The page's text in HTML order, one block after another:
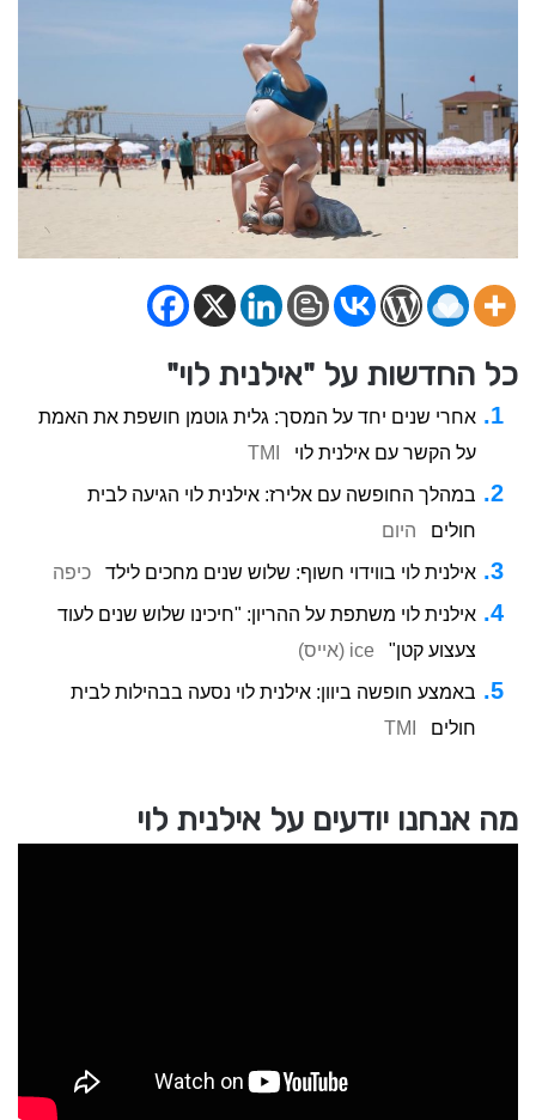
כל החדשות על "אילנית לוי"
אחרי שנים יחד על המסך: גלית גוטמן חושפת את האמת
על הקשר עם אילנית לוי
TMI
במהלך החופשה עם אלירז: אילנית לוי הגיעה לבית
חולים
היום
אילנית לוי בווידוי חשוף: שלוש שנים מחכים לילד כיפה
אילנית לוי משתפת על ההריון: "חיכינו שלוש שנים לעוד
צעצוע קטן"
ice (אייס)
באמצע חופשה ביוון: אילנית לוי נסעה בבהילות לבית
חולים
TMI
מה אנחנו יודעים על אילנית לוי